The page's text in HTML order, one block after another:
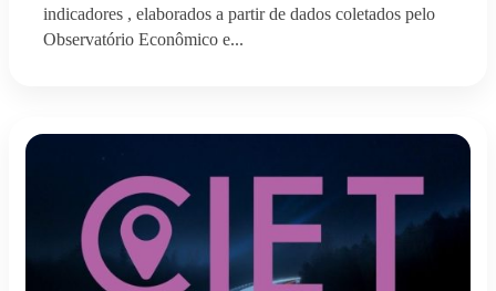
indicadores , elaborados a partir de dados coletados pelo
Observatório Econômico e...